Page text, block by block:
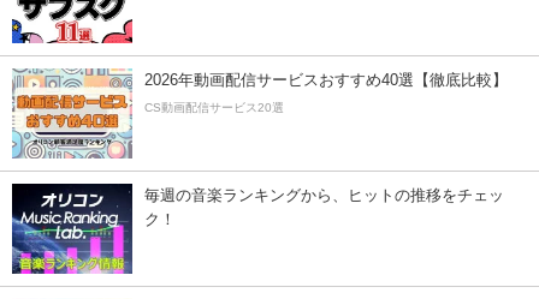
2026年動画配信サービスおすすめ40選【徹底比較】
CS動画配信サービス20選
毎週の音楽ランキングから、ヒットの推移をチェッ
ク！